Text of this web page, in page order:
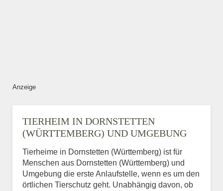
Anzeige
TIERHEIM IN DORNSTETTEN
(WÜRTTEMBERG) UND UMGEBUNG
Tierheime in Dornstetten (Württemberg) ist für
Menschen aus Dornstetten (Württemberg) und
Umgebung die erste Anlaufstelle, wenn es um den
örtlichen Tierschutz geht. Unabhängig davon, ob